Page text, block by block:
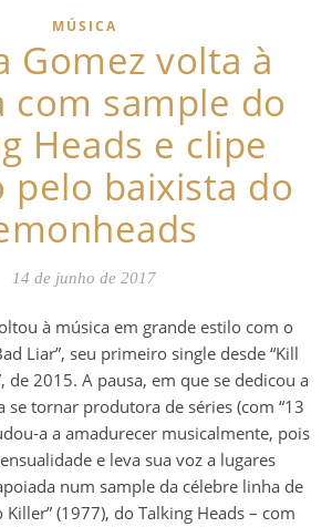
MÚSICA
Gomez volta à
com sample do
Heads e clipe
pelo baixista do
14 de junho de 2017
Liar”, seu primeiro single desde “Kill
de 2015. A pausa, em que se dedicou a
se tornar produtora de séries (com “13
a a amadurecer musicalmente, pois
e leva sua voz a lugares
num sample da célebre linha de
Killer” (1977), do Talking Heads – com